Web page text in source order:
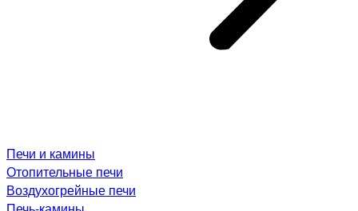
Печи и камины
Отопительные печи
Воздухогрейные печи